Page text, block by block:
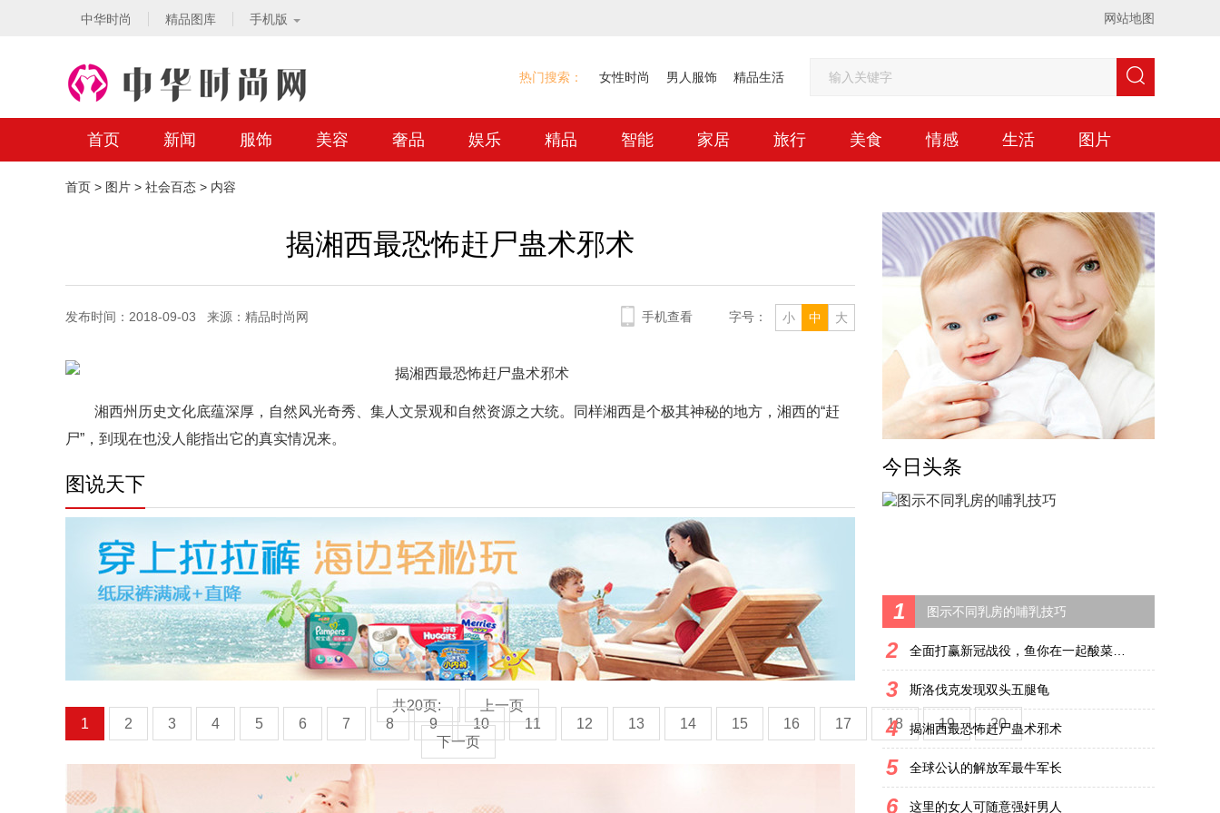
中华时尚 精品图库 手机版 网站地图
热门搜索： 女性时尚 男人服饰 精品生活
首页 新闻 服饰 美容 奢品 娱乐 精品 智能 家居 旅行 美食 情感 生活 图片
首页 > 图片 > 社会百态 > 内容
揭湘西最恐怖赶尸蛊术邪术
发布时间：2018-09-03 来源：精品时尚网 小 中 大
字号：
手机查看
湘西州历史文化底蕴深厚，自然风光奇秀、集人文景观和自然资源之大统。同样湘西是个极其神秘的地方，湘西的“赶
尸”，到现在也没人能指出它的真实情况来。
图说天下
共20页:
上一页
1
2 3 4 5 6 7 8 9 10 11 12 13 14 15 16 17 18 19
20
下一页
今日头条
1 图示不同乳房的哺乳技巧
2
3 斯洛伐克发现双头五腿龟
4 揭湘西最恐怖赶尸蛊术邪术
5 全球公认的解放军最牛军长
6 这里的女人可随意强奸男人